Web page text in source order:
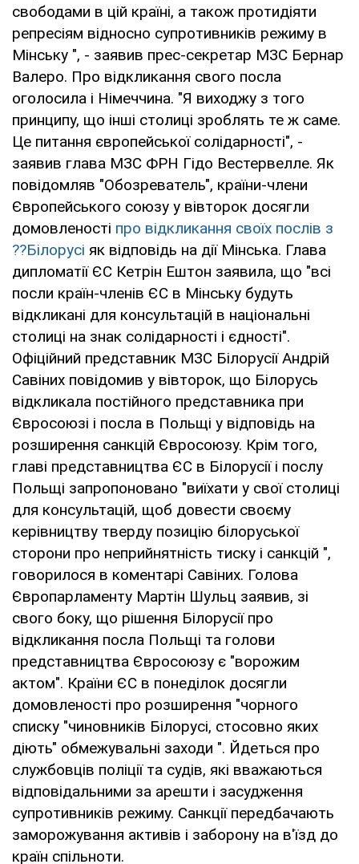
свободами в цій країні, а також протидіяти
репресіям відносно супротивників режиму в
Мінську ", - заявив прес-секретар МЗС Бернар
Валеро. Про відкликання свого посла
оголосила і Німеччина. "Я виходжу з того
принципу, що інші столиці зроблять те ж саме.
Це питання європейської солідарності", -
заявив глава МЗС ФРН Гідо Вестервелле. Як
повідомляв "Обозреватель", країни-члени
Європейського союзу у вівторок досягли
домовленості про відкликання своїх послів з
??Білорусі як відповідь на дії Мінська. Глава
дипломатії ЄС Кетрін Ештон заявила, що "всі
посли країн-членів ЄС в Мінську будуть
відкликані для консультацій в національні
столиці на знак солідарності і єдності".
Офіційний представник МЗС Білорусії Андрій
Савіних повідомив у вівторок, що Білорусь
відкликала постійного представника при
Євросоюзі і посла в Польщі у відповідь на
розширення санкцій Євросоюзу. Крім того,
главі представництва ЄС в Білорусії і послу
Польщі запропоновано "виїхати у свої столиці
для консультацій, щоб довести своєму
керівництву тверду позицію білоруської
сторони про неприйнятність тиску і санкцій ",
говорилося в коментарі Савіних. Голова
Європарламенту Мартін Шульц заявив, зі
свого боку, що рішення Білорусії про
відкликання посла Польщі та голови
представництва Євросоюзу є "ворожим
актом". Країни ЄС в понеділок досягли
домовленості про розширення "чорного
списку "чиновників Білорусі, стосовно яких
діють" обмежувальні заходи ". Йдеться про
службовців поліції та судів, які вважаються
відповідальними за арешти і засудження
супротивників режиму. Санкції передбачають
заморожування активів і заборону на в'їзд до
країн спільноти.